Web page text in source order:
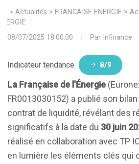
> Actualités > FRANCAISE ENERGIE >
08/07/2025 18:00:00
Par Infinance
Indicateur tendance 8/9
La Française de l'Énergie
FR0013030152) a publié son
contrat de liquidité, révélant des
significatifs à la date du 30 juin
réalisé en collaboration avec TP
en lumière les éléments clés qui